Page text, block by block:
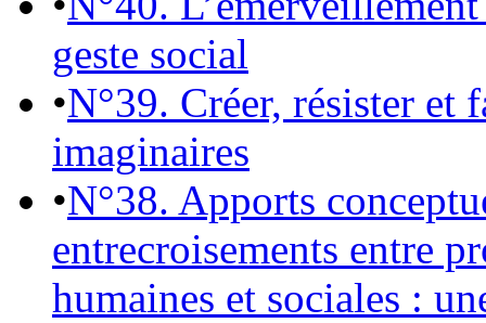
geste social
•N°39. Créer, résister et
imaginaires
•N°38. Apports
entrecroisements entre
humaines et sociales :